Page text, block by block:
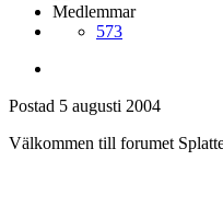
Medlemmar
573
Postad 5 augusti 2004
Välkommen till forumet